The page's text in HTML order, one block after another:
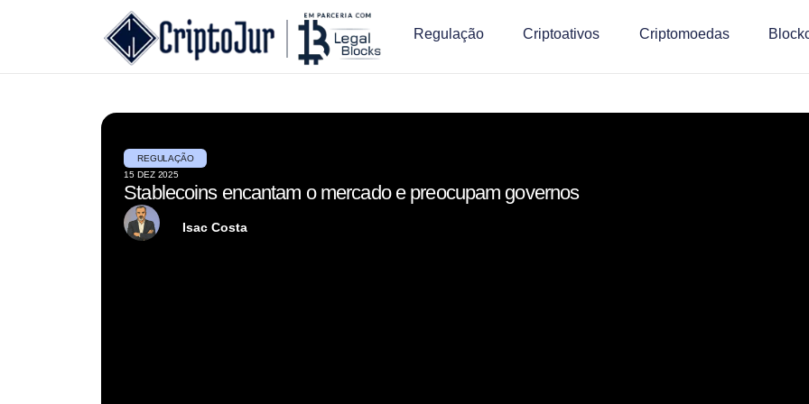
Regulação Criptoativos Criptomoedas
REGULAÇÃO
15 DEZ 2025
Stablecoins encantam o mercado e preocupam governos
Isac Costa